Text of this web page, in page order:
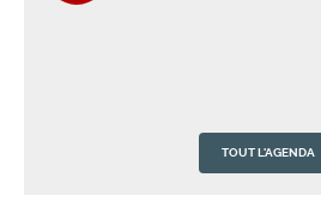
TOUT L'AGENDA
QUALICUISINES vous
plus chaleureux de belle